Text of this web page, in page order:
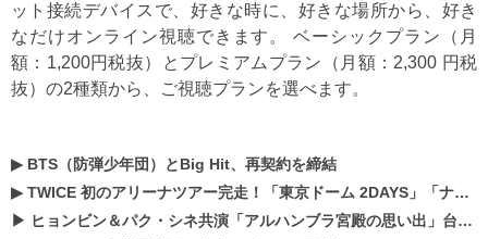
ット接続デバイスで、好きな時に、好きな場所から、好き
なだけオンライン視聴できます。 ベーシックプラン（月
額：1,200円税抜）とプレミアムプラン（月額：2,300 円税
抜）の2種類から、ご視聴プランを選べます。
▶ BTS（防弾少年団）とBig Hit、再契約を締結
▶TWICE 初のアリーナツアー完走！「東京ドーム 2DAYS」「ナゴヤドーム1DAY」「京セラドーム1DAY」2019年ドームツアー開催決定！！
▶ ヒョンビン＆パク・シネ共演「アルハンブラ宮殿の思い出」台本読み現場を公開